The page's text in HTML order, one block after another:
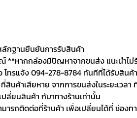
ลักฐานยืนยันการรับสินค้า
**หากกล่องมีปัญหาจากขนส่ง แนะนำไม่
โทรแจ้ง 094-278-8784 ทันทีที่ได้รับสินค้า
นค้าเสียหาย จากการขนส่งในระยะเวล
ลี่ยนสินค้า กับาทางร้านเท่านั้น
รถติดต่อที่ร้านค้า เพื่อเปลี่ยนได้ที่ ช่อง